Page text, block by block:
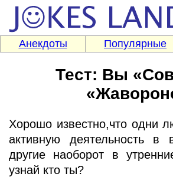
Анекдоты Популярные
Тест: Вы
Хорошо известно,что одни
активную деятельность в
другие наоборот в
узнай кто ты?